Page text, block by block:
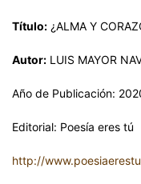
Título: ¿ALMA Y
Autor: LUIS MAYOR
Año de Publicación:
Editorial: Poesía eres tú
http://